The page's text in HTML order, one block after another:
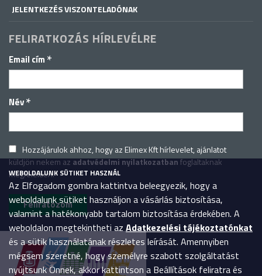
JELENTKEZÉS VISZONTELADÓNAK
FELIRATKOZÁS HÍRLEVÉLRE
Email cím *
Név*
Hozzájárulok ahhoz, hogy az Elimex Kft hírlevelet, ajánlatot
küldjön nekem azadatvédelmi nyilatkozatbanfoglaltaknak
megfelelően.
WEBOLDALUNK SÜTIKET HASZNÁL
Az Elfogadom gombra kattintva beleegyezik, hogy a
weboldalunk sütiket használjon a vásárlás biztosítása,
valamint a hatékonyabb tartalom biztosítása érdekében. A
weboldalon megtekintheti az Adatkezelési tájékoztatónkat
és a sütik használatának részletes leírását. Amennyiben
mégsem szeretné, hogy személyre szabott szolgáltatást
nyújtsunk Önnek, akkor kattintson a Beállítások feliratra és